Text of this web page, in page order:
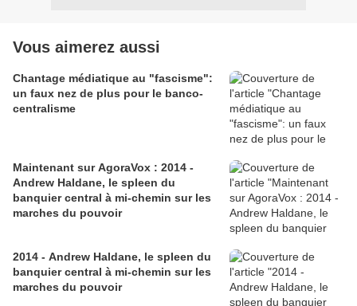
Vous aimerez aussi
Chantage médiatique au "fascisme":
un faux nez de plus pour le banco-
centralisme
Maintenant sur AgoraVox : 2014 -
Andrew Haldane, le spleen du
banquier central à mi-chemin sur les
marches du pouvoir
2014 - Andrew Haldane, le spleen du
banquier central à mi-chemin sur les
marches du pouvoir